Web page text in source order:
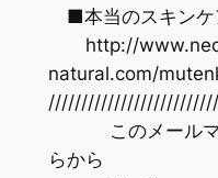
■本当のスキンケ
http://
natural.com/
このメールマガ
らから